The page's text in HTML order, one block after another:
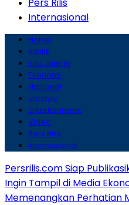
Internasional
Home
Politik
Info Jateng
Ekonomi
Nasional
Lifestyle
Entertainment
Video
Pers Rilis
Internasional
Persrilis.com Siap
Ingin Tampil di Media
Memenangkan Perhatian